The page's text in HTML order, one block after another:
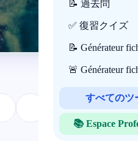
📝 過去問
✅ 復習クイズ
📝 Générateur
🚨 Générateur
すべての
📚 Espace